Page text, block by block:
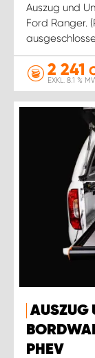
Auszug und
Ford Ranger.
2 241
EXKL. 8.1 %
AUSZUG
PHEV